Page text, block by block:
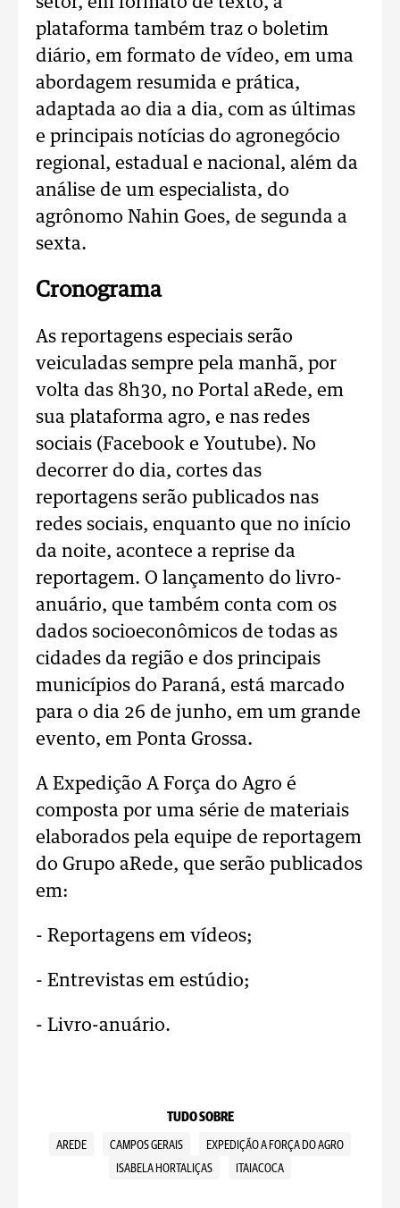
plataforma também traz o boletim
diário, em formato de vídeo, em uma
abordagem resumida e prática,
adaptada ao dia a dia, com as últimas
e principais notícias do agronegócio
regional, estadual e nacional, além da
análise de um especialista, do
agrônomo Nahin Goes, de segunda a
sexta.
Cronograma
As reportagens especiais serão
veiculadas sempre pela manhã, por
volta das 8h30, no Portal aRede, em
sua plataforma agro, e nas redes
sociais (Facebook e Youtube). No
decorrer do dia, cortes das
reportagens serão publicados nas
redes sociais, enquanto que no início
da noite, acontece a reprise da
reportagem. O lançamento do livro-
anuário, que também conta com os
dados socioeconômicos de todas as
cidades da região e dos principais
municípios do Paraná, está marcado
para o dia 26 de junho, em um grande
evento, em Ponta Grossa.
A Expedição A Força do Agro é
composta por uma série de materiais
elaborados pela equipe de reportagem
do Grupo aRede, que serão publicados
em:
- Reportagens em vídeos;
- Entrevistas em estúdio;
- Livro-anuário.
TUDO SOBRE
AREDE CAMPOS GERAIS
EXPEDIÇÃO A FORÇA DO AGRO
ISABELA HORTALIÇAS
ITAIACOCA